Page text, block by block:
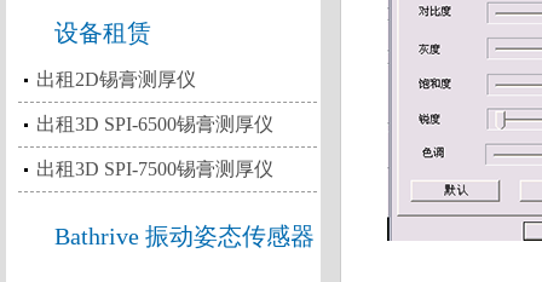
设备租赁
出租2D锡膏测厚仪
出租3D SPI-6500锡膏测厚仪
出租3D SPI-7500锡膏测厚仪
Bathrive 振动姿态传感器